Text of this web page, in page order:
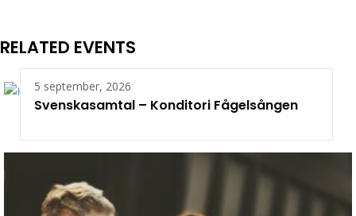
RELATED EVENTS
5 september, 2026
Svenskasamtal – Konditori Fågelsången